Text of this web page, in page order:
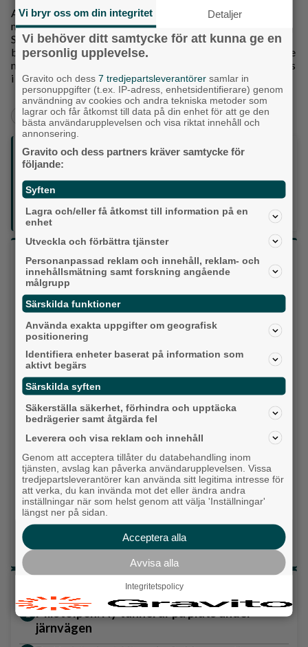
Alingsås kommun har tidigare genomfört en
markanvisningstävling för det första tilldelningsområdet i
Stadsskogen. Då kom elva projektidéer in och vinnande
bidrag blev ”Lingonris”, inlämnat av Sverigehuset i samarbete
med Semrén & Månsson arkitekter. Där planeras 23 kedjehus
i två olika storlekar på Trollskogsgatan.
Alingsås + Bostad + Nyheter + Aktuellt
Följ oss på sociala medier:
Din enda lokaltidning som kommer på papper och är helt
GRATIS!
Lokalpressen, på webben, i brevlådan och sociala medier.
Vilket parti skulle du rösta på om det var val
idag?
Socialdemokraterna
Moderaterna
Vänsterpartiet
Sverigedemokraterna
Miljöpartiet
Kristdemokraterna
Centerpartiet
Liberalerna
Topp tre denna veckan
Milstolpen: Ny tunnel är på plats under
järnvägen
Vi bryr oss om din integritet Detaljer
Vi behöver ditt samtycke för att kunna ge en
personlig upplevelse.
Gravito och dess7 tredjepartsleverantörer samlar in
personuppgifter (t.ex. IP-adress, enhetsidentifierare) genom
användning av cookies och andra tekniska metoder som
lagrar och får åtkomst till data på din enhet för att ge den
bästa användarupplevelsen och visa riktat innehåll och
annonsering.
Gravito och dess partners kräver samtycke för
följande:
Syften
Lagra och/eller få åtkomst till information på en
enhet
Utveckla och förbättra tjänster
Personanpassad reklam och innehåll, reklam- och
innehållsmätning samt forskning angående
målgrupp
Särskilda funktioner
Använda exakta uppgifter om geografisk
positionering
Identifiera enheter baserat på information som
aktivt begärs
Särskilda syften
Säkerställa säkerhet, förhindra och upptäcka
bedrägerier samt åtgärda fel
Leverera och visa reklam och innehåll
Genom att acceptera tillåter du databehandling inom
tjänsten, avslag kan påverka användarupplevelsen. Vissa
tredjepartsleverantörer kan använda sitt legitima intresse för
att verka, du kan invända mot det eller ändra andra
inställningar när som helst genom att välja 'Inställningar'
längst ner på sidan.
Acceptera alla
Avvisa alla
Integritetspolicy